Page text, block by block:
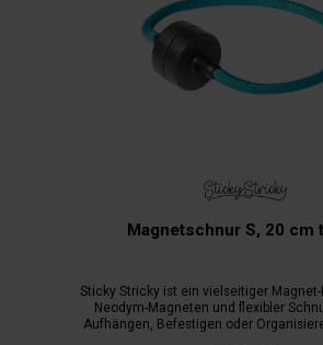
Magnetschnur S, 20 cm
Sticky Stricky ist ein vielseitiger
Neodym-Magneten und flexibler
Aufhängen, Befestigen oder